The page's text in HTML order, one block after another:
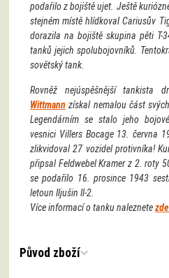
podařilo z bojiště ujet. Ještě
stejném místě hlídkoval Cariusův
dorazila na bojiště skupina pěti T-
tanků jejich spolubojovníků.
sovětský tank.
Rovněž nejúspěšnější tankista
Wittmann získal nemalou část
Legendárním se stalo jeho
vesnici Villers Bocage 13. června
zlikvidoval 27 vozidel protivníka!
připsal Feldwebel Kramer z 2. roty
se podařilo 16. prosince 1943
letoun Iljušin Il-2.
Více informací o tanku naleznetezde
Původ zboží